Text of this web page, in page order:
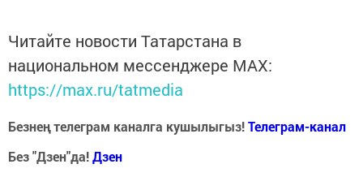
Читайте новости Татарстана в
национальном мессенджере MАХ:
https://max.ru/tatmedia
Безнең телеграм каналга кушылыгыз!Телеграм-канал
Без "Дзен"да!Дзен